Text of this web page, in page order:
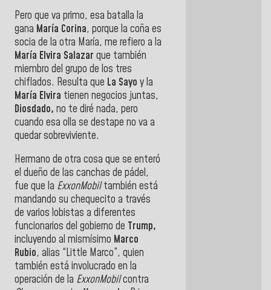
Pero que va primo, esa batalla la
gana María Corina, porque la coña es
socia de la otra María, me refiero a la
María Elvira Salazar que también
miembro del grupo de los tres
chiflados. Resulta que La Sayo y la
María Elvira tienen negocios juntas,
Diosdado, no te diré nada, pero
cuando esa olla se destape no va a
quedar sobreviviente.
Hermano de otra cosa que se enteró
el dueño de las canchas de pádel,
fue que la ExxonMobiltambién está
mandando su chequecito a través
de varios lobistas a diferentes
funcionarios del gobierno de Trump,
incluyendo al mismísimo Marco
Rubio, alias “Little Marco”, quien
también está involucrado en la
operación de la ExxonMobilcontra